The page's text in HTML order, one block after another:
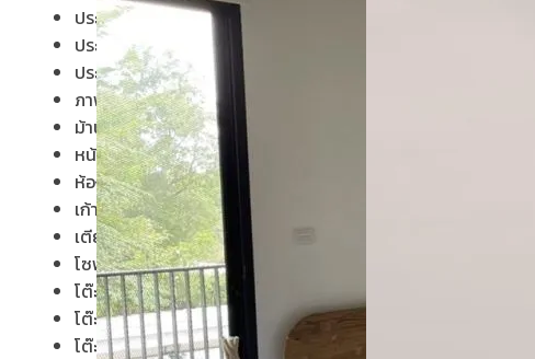
ประตูนิรภัยคู่ชองแสง
ประตูบานคู่
ประตูบานเฟี้ยม
ภาพแกะสลัก
ม้านั่งยาว
หน้าต่าง
ห้องชุด
เก้าอี้
เตียง
โซฟา
โต๊ะกลางโซฟา
โต๊ะทำงาน
โต๊ะประชุม